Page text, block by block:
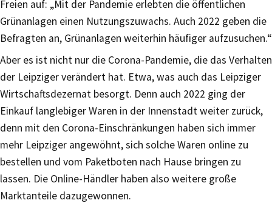
Freien auf: „Mit der Pandemie erlebten die öffentlichen
Grünanlagen einen Nutzungszuwachs. Auch 2022 geben die
Befragten an, Grünanlagen weiterhin häufiger aufzusuchen.“
Aber es ist nicht nur die Corona-Pandemie, die das Verhalten
der Leipziger verändert hat. Etwa, was auch das Leipziger
Wirtschaftsdezernat besorgt. Denn auch 2022 ging der
Einkauf langlebiger Waren in der Innenstadt weiter zurück,
denn mit den Corona-Einschränkungen haben sich immer
mehr Leipziger angewöhnt, sich solche Waren online zu
bestellen und vom Paketboten nach Hause bringen zu
lassen. Die Online-Händler haben also weitere große
Marktanteile dazugewonnen.